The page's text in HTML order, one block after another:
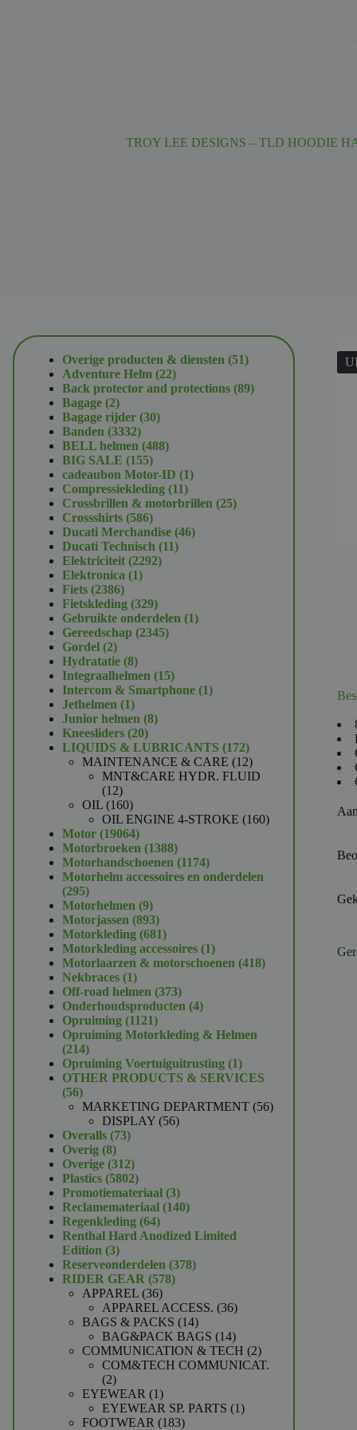
TROY LEE DESIGNS – TLD HOODIE
Overige producten & diensten 5151
Adventure Helm 2222
producten
Back protector and protections 8989
Bagage 22
producten
Bagage rijder 3030
Banden 33323332
producten
BELL helmen 488488
BIG SALE 155155
producten
cadeaubon Motor-ID 11
Compressiekleding 1111
producten
Crossbrillen & motorbrillen 2525
Crossshirts 586586
producten
Ducati Merchandise 4646
Ducati Technisch 1111
Elektriciteit 22922292
Elektronica 11
Fiets 23862386
producten
Fietskleding 329329
producten
Gebruikte onderdelen 11
Gereedschap 23452345
Gordel 22
producten
Hydratatie 88
producten
Integraalhelmen 1515
producten
Intercom & Smartphone 11
Jethelmen 11
product
Junior helmen 88
Kneesliders 2020
producten
LIQUIDS & LUBRICANTS 172172
producten
MAINTENANCE & CARE 1212
producten
MNT&CARE HYDR. FLUID
1212
producten
OIL 160160
producten
OIL ENGINE 4-STROKE 160160
Motor 1906419064
producten
Motorbroeken 13881388
producten
Motorhandschoenen 11741174
producten
Motorhelm accessoires en onderdelen
295295
producten
Motorhelmen 99
producten
Motorjassen 893893
producten
Motorkleding 681681
producten
Motorkleding accessoires 11
product
Motorlaarzen & motorschoenen 418418
Nekbraces 11
product
Off-road helmen 373373
producten
Onderhoudsproducten 44
Opruiming 11211121
producten
Opruiming Motorkleding & Helmen
214214
producten
Opruiming Voertuiguitrusting 11
product
OTHER PRODUCTS & SERVICES
5656
producten
MARKETING DEPARTMENT 5656
DISPLAY 5656
Overalls 7373
Overig 88
producten
Overige 312312
producten
Plastics 58025802
producten
Promotiemateriaal 33
producten
Reclamemateriaal 140140
Regenkleding 6464
producten
Renthal Hard Anodized Limited
Edition 33
producten
Reserveonderdelen 378378
RIDER GEAR 578578
APPAREL 3636
producten
APPAREL ACCESS. 3636
BAGS & PACKS 1414
producten
BAG&PACK BAGS 1414
producten
COMMUNICATION & TECH 22
producten
COM&TECH COMMUNICAT.
22
producten
EYEWEAR 11
product
EYEWEAR SP. PARTS 11
FOOTWEAR 183183